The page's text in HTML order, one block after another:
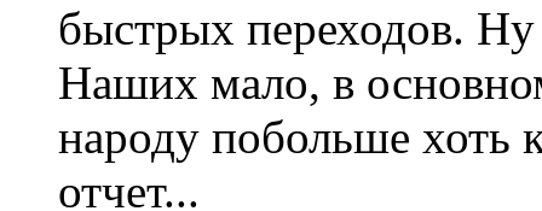
быстрых переходов. Ну
Наших мало, в
народу побольше хоть
отчет...